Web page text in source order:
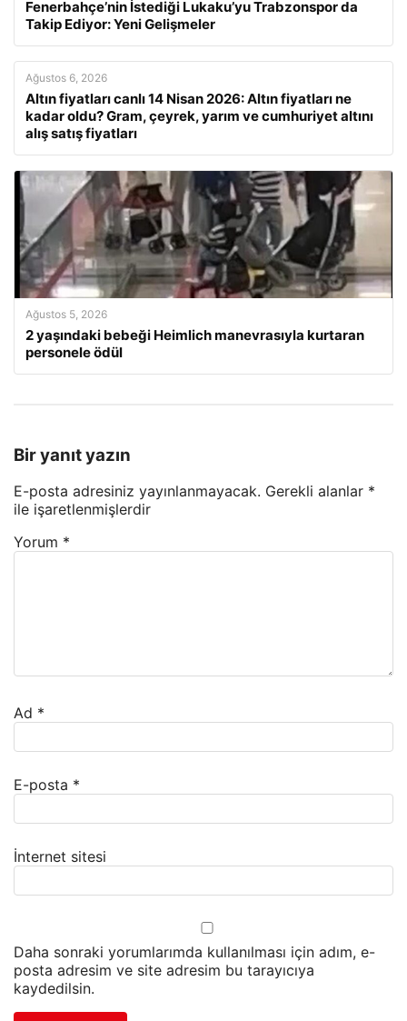
Fenerbahçe’nin İstediği Lukaku’yu Trabzonspor da
Takip Ediyor: Yeni Gelişmeler
Ağustos 6, 2026
Altın fiyatları canlı 14 Nisan 2026: Altın fiyatları ne
kadar oldu? Gram, çeyrek, yarım ve cumhuriyet altını
alış satış fiyatları
Ağustos 5, 2026
2 yaşındaki bebeği Heimlich manevrasıyla kurtaran
personele ödül
Bir yanıt yazın
E-posta adresiniz yayınlanmayacak. Gerekli alanlar *
ile işaretlenmişlerdir
Yorum *
Ad *
E-posta *
İnternet sitesi
Daha sonraki yorumlarımda kullanılması için adım, e-
posta adresim ve site adresim bu tarayıcıya
kaydedilsin.